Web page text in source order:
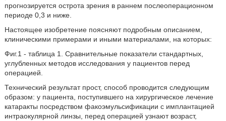
прогнозируется острота зрения в раннем послеоперационном
периоде 0,3 и ниже.
Настоящее изобретение поясняют подробным описанием,
клиническими примерами и иными материалами, на которых:
Фиг.1 - таблица 1. Сравнительные показатели стандартных,
углубленных методов исследования у пациентов перед
операцией.
Технический результат прост, способ проводится следующим
образом: у пациента, поступившего на хирургическое лечение
катаракты посредством факоэмульсификации с имплантацией
интраокулярной линзы, перед операцией узнают возраст,